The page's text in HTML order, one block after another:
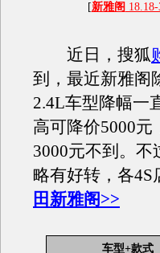
[新雅阁
近日，搜狐
到，最近新雅阁
2.4L车型降幅一
高可降价5000
3000元不到。
略有好转，各4S
田新雅阁>>
车型+款式